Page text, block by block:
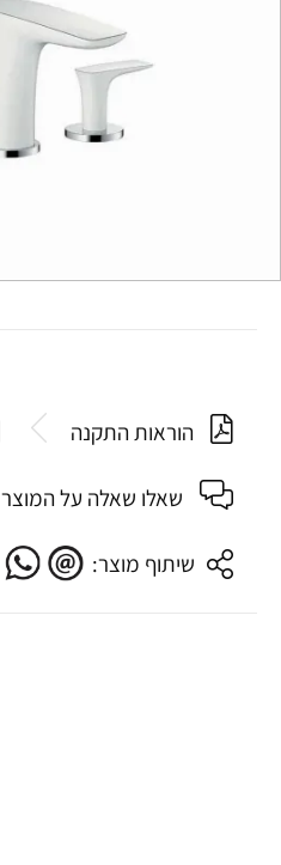
הוראות התקנה
שאלו שאלה על המוצר
שיתוף מוצר: